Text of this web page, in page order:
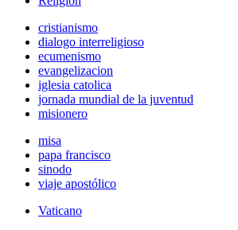
cristianismo
dialogo interreligioso
ecumenismo
evangelizacion
iglesia catolica
jornada mundial de la juventud
misionero
misa
papa francisco
sinodo
viaje apostólico
Vaticano